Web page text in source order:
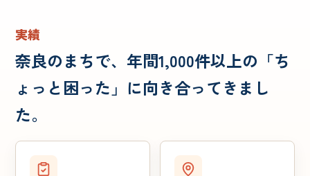
実績
奈良のまちで、年間1,000件以上の「ち
ょっと困った」に向き合ってきまし
た。